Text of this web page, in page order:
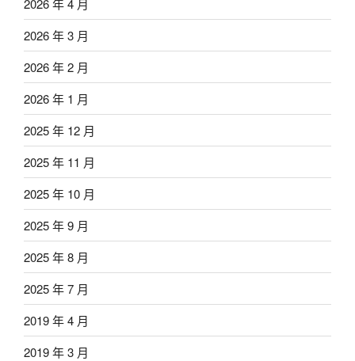
2026 年 4 月
2026 年 3 月
2026 年 2 月
2026 年 1 月
2025 年 12 月
2025 年 11 月
2025 年 10 月
2025 年 9 月
2025 年 8 月
2025 年 7 月
2019 年 4 月
2019 年 3 月